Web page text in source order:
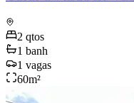
2 qtos
1 banh
1 vagas
60m²